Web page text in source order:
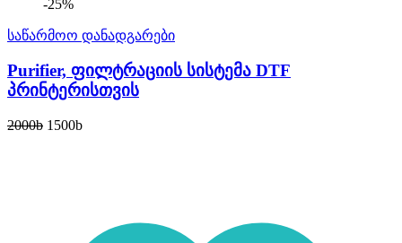
-25%
საწარმოო დანადგარები
Purifier, ფილტრაციის სისტემა DTF
პრინტერისთვის
2000b 1500b